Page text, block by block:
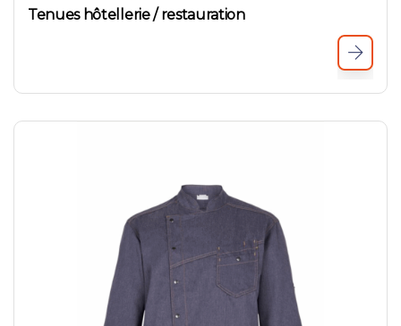
Tenues hôtellerie / restauration